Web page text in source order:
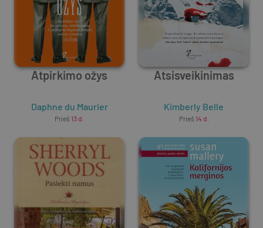
Atpirkimo ožys
Daphne du Maurier
Prieš 13 d.
Atsisveikinimas
Kimberly Belle
Prieš 14 d.